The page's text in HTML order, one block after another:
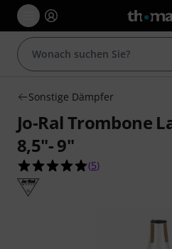
Sonstige Dämpfer
Jo-Ral Trombone
8,5"- 9"
5.0 von 5
(5)